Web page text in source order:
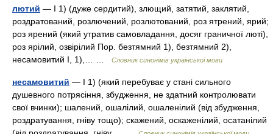
лютий — I 1) (дуже сердитий), злющий, затятий, заклятий,
роздратований, розлючений, розлютований, роз ятрений, ярий;
роз ярений (який утратив самовладання, досяг граничної люті),
роз ярілий, озвірілий Пор. безтямний 1), безтямний 2),
несамовитий I, 1),… …
Словник синонімів української мови
несамовитий — I 1) (який перебуває у стані сильного
душевного потрясіння, збудження, не здатний контролювати
свої вчинки); шалений, ошалілий, ошаленілий (від збудження,
роздратування, гніву тощо); скажений, оскаженілий, осатанілий